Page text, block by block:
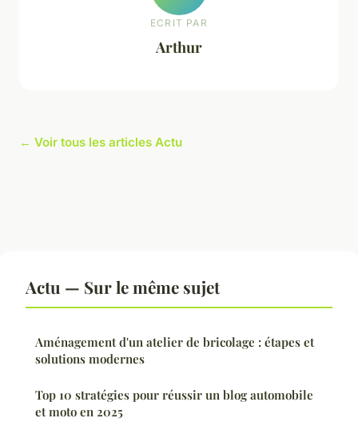
ECRIT PAR
Arthur
← Voir tous les articles Actu
Actu — Sur le même sujet
Aménagement d'un atelier de bricolage : étapes et
solutions modernes
Top 10 stratégies pour réussir un blog automobile
et moto en 2025